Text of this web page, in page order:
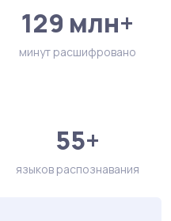
129 млн+
минут расшифровано
55+
языков распознавания